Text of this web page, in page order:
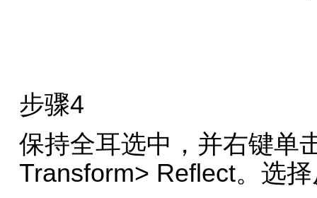
步骤4
保持全耳选中，并右键单
Transform> Reflect。选